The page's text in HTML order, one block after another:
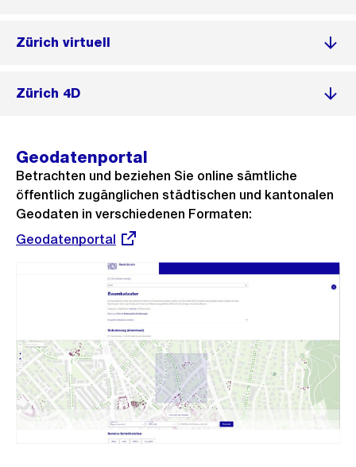
Zürich virtuell
Zürich 4D
Geodatenportal
Betrachten und beziehen Sie online sämtliche
öffentlich zugänglichen städtischen und kantonalen
Geodaten in verschiedenen Formaten:
Externer
Geodatenportal